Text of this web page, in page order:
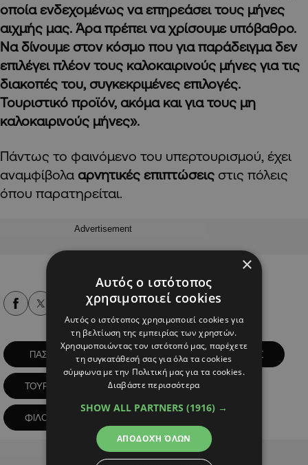
οποία ενδεχομένως να επηρεάσει τους μήνες
αιχμής μας. Άρα πρέπει να χρίσουμε υπόβαθρο.
Να δίνουμε στον κόσμο που για παράδειγμα δεν
επιλέγει πλέον τους καλοκαιρινούς μήνες για τις
διακοπές του, συγκεκριμένες επιλογές.
Τουριστικό προϊόν, ακόμα και για τους μη
καλοκαιρινούς μήνες».
Πάντως το φαινόμενο του υπερτουρισμού, έχει
αναμφίβολα αρνητικές επιπτώσεις στις πόλεις
όπου παρατηρείται.
Advertisement
Alpha Podcasts
ΠΑΣΥΞΕ ταξίδια ΤΟΥΡΙΣΜΟΣ
ΤΟΥΡΙΣΤΕΣ ΥΠΕΡΤΟΥΡΙΣΜΟΣ
ΦΙΛΟΚΥΠΡΟΣ ΡΟΥΣΟΥΝΙΔΗΣ
Advertisement
×
Αυτός ο ιστότοπος
χρησιμοποιεί cookies
Αυτός ο ιστότοπος χρησιμοποιεί cookies για
τη βελτίωση της εμπειρίας των χρηστών.
Χρησιμοποιώντας τον ιστότοπό μας, παρέχετε
τη συγκατάθεσή σας για όλα τα cookies
σύμφωνα με την Πολιτική μας για τα cookies.
Διαβάστε περισσότερα
SHOW ALL PARTNERS (1916) →
ΑΠΟΔΟΧΉ ΌΛΩΝ